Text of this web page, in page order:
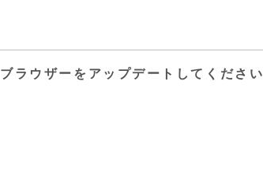
ブラウザーをアップデートしてください